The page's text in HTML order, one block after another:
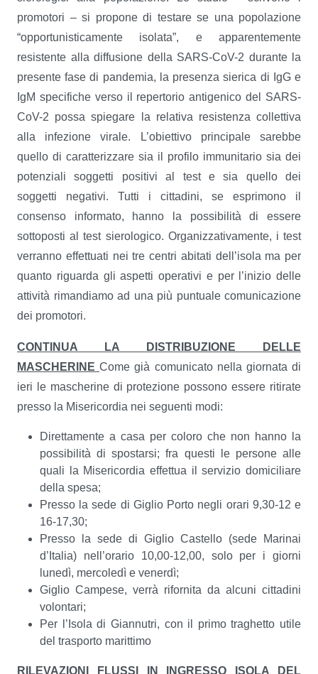
promotori – si propone di testare se una popolazione
“opportunisticamente isolata”, e apparentemente
resistente alla diffusione della SARS-CoV-2 durante la
presente fase di pandemia, la presenza sierica di IgG e
IgM specifiche verso il repertorio antigenico del SARS-
CoV-2 possa spiegare la relativa resistenza collettiva
alla infezione virale. L’obiettivo principale sarebbe
quello di caratterizzare sia il profilo immunitario sia dei
potenziali soggetti positivi al test e sia quello dei
soggetti negativi. Tutti i cittadini, se esprimono il
consenso informato, hanno la possibilità di essere
sottoposti al test sierologico. Organizzativamente, i test
verranno effettuati nei tre centri abitati dell’isola ma per
quanto riguarda gli aspetti operativi e per l’inizio delle
attività rimandiamo ad una più puntuale comunicazione
dei promotori.
CONTINUA LA DISTRIBUZIONE DELLE
MASCHERINE Come già comunicato nella giornata di
ieri le mascherine di protezione possono essere ritirate
presso la Misericordia nei seguenti modi:
Direttamente a casa per coloro che non hanno la
possibilità di spostarsi; fra questi le persone alle
quali la Misericordia effettua il servizio domiciliare
della spesa;
Presso la sede di Giglio Porto negli orari 9,30-12 e
16-17,30;
Presso la sede di Giglio Castello (sede Marinai
d’Italia) nell’orario 10,00-12,00, solo per i giorni
lunedì, mercoledì e venerdì;
Giglio Campese, verrà rifornita da alcuni cittadini
volontari;
Per l’Isola di Giannutri, con il primo traghetto utile
del trasporto marittimo
RILEVAZIONI FLUSSI IN INGRESSO ISOLA DEL